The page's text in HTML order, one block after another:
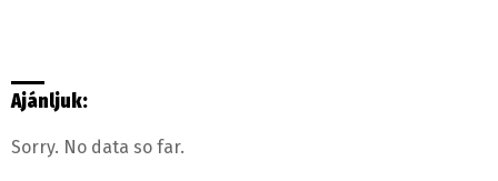
Ajánljuk:
Sorry. No data so far.